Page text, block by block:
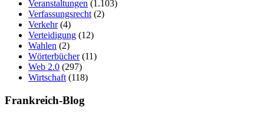
Veranstaltungen (1.103)
Verfassungsrecht (2)
Verkehr(4)
Verteidigung (12)
Wahlen (2)
Wörterbücher(11)
Web 2.0 (297)
Wirtschaft (118)
Frankreich-Blog